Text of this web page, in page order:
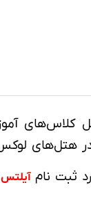
کلاس‌های
هتل‌های
ثبت نام